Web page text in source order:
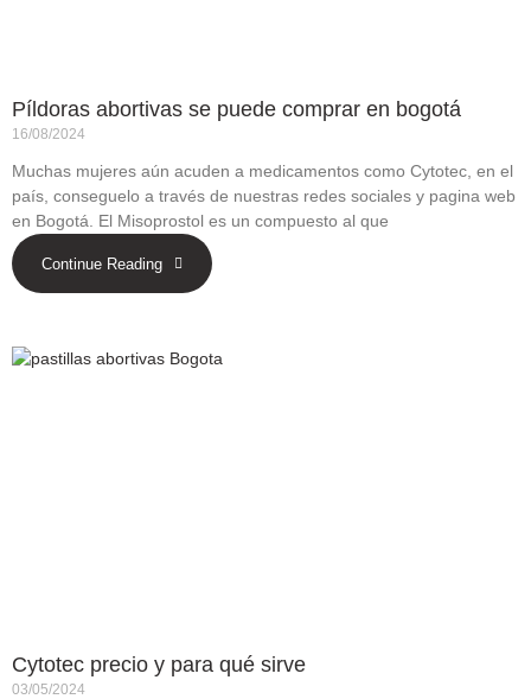
Píldoras abortivas se puede comprar en bogotá
16/08/2024
Muchas mujeres aún acuden a medicamentos como Cytotec, en el
país, conseguelo a través de nuestras redes sociales y pagina web
en Bogotá. El Misoprostol es un compuesto al que
Continue Reading
Cytotec precio y para qué sirve
03/05/2024